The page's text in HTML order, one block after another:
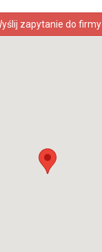
zapytanie do firmy